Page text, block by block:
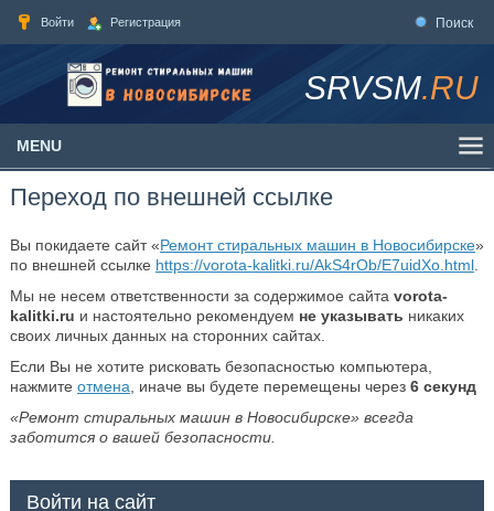
Войти Регистрация Поиск
SRVSM.RU
MENU
Переход по внешней ссылке
Вы покидаете сайт «Ремонт стиральных машин в Новосибирске»
по внешней ссылке https://vorota-kalitki.ru/AkS4rOb/E7uidXo.html.
Мы не несем ответственности за содержимое сайта vorota-
kalitki.ru и настоятельно рекомендуем не указывать никаких
своих личных данных на сторонних сайтах.
Если Вы не хотите рисковать безопасностью компьютера,
нажмите отмена , иначе вы будете перемещены через 6секунд
«Ремонт стиральных машин в Новосибирске» всегда
заботится о вашей безопасности.
Войти на сайт